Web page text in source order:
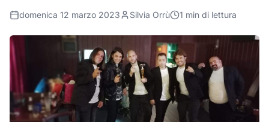
domenica 12 marzo 2023 Silvia Orrù 1 min di lettura